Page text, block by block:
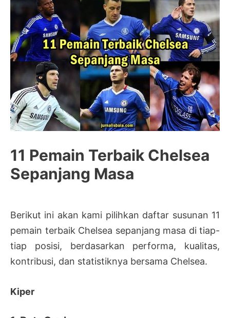
11 Pemain Terbaik Chelsea
Sepanjang Masa
Berikut ini akan kami pilihkan daftar susunan 11
pemain terbaik Chelsea sepanjang masa di tiap-
tiap posisi, berdasarkan performa, kualitas,
kontribusi, dan statistiknya bersama Chelsea.
Kiper